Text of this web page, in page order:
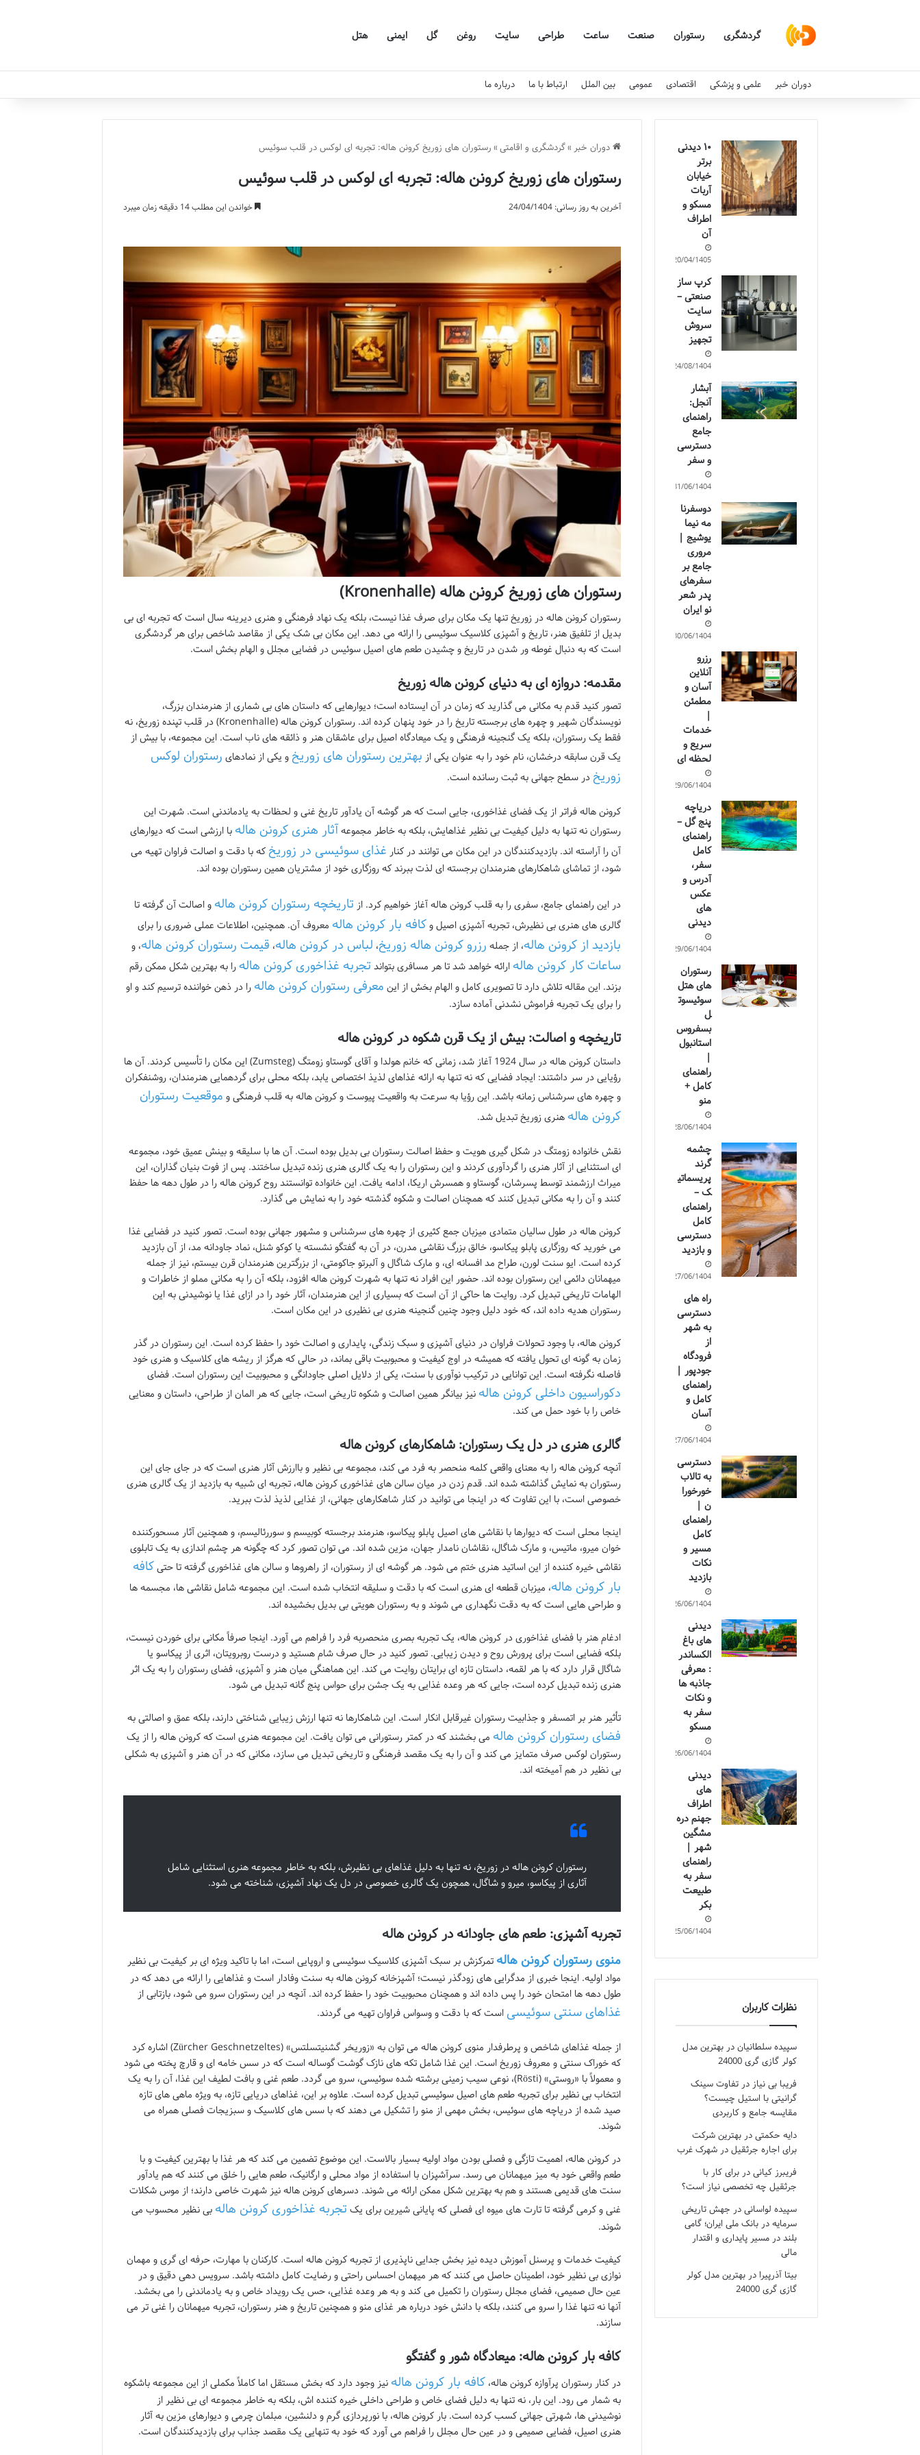
گردشگری رستوران صنعت ساعت طراحی سایت روغن گل ایمنی هتل
دوران خبر علمی و پزشکی اقتصادی عمومی بین الملل ارتباط با ما درباره ما
دوران خبر »گردشگری و اقامتی » رستوران های زوریخ کرونن هاله: تجربه ای لوکس در قلب سوئیس
رستوران های زوریخ کرونن هاله: تجربه ای لوکس در قلب سوئیس
آخرین به روز رسانی: 24/04/1404 خواندن این مطلب 14 دقیقه زمان میبرد
رستوران های زوریخ کرونن هاله (Kronenhalle)
رستوران کرونن هاله در زوریخ تنها یک مکان برای صرف غذا نیست، بلکه یک نهاد فرهنگی و هنری دیرینه سال است که تجربه ای بی
بدیل از تلفیق هنر، تاریخ و آشپزی کلاسیک سوئیسی را ارائه می دهد. این مکان بی شک یکی از مقاصد شاخص برای هر گردشگری
است که به دنبال غوطه ور شدن در تاریخ و چشیدن طعم های اصیل سوئیس در فضایی مجلل و الهام بخش است.
مقدمه: دروازه ای به دنیای کرونن هاله زوریخ
تصور کنید قدم به مکانی می گذارید که زمان در آن ایستاده است؛ دیوارهایی که داستان های بی شماری از هنرمندان بزرگ،
نویسندگان شهیر و چهره های برجسته تاریخ را در خود پنهان کرده اند. رستوران کرونن هاله (Kronenhalle) در قلب تپنده زوریخ، نه
فقط یک رستوران، بلکه یک گنجینه فرهنگی و یک میعادگاه اصیل برای عاشقان هنر و ذائقه های ناب است. این مجموعه، با بیش از
یک قرن سابقه درخشان، نام خود را به عنوان یکی از بهترین رستوران های زوریخو یکی از نمادهای رستوران لوکس
زوریخ در سطح جهانی به ثبت رسانده است.
کرونن هاله فراتر از یک فضای غذاخوری، جایی است که هر گوشه آن یادآور تاریخ غنی و لحظات به یادماندنی است. شهرت این
رستوران نه تنها به دلیل کیفیت بی نظیر غذاهایش، بلکه به خاطر مجموعهآثار هنری کرونن هاله با ارزشی است که دیوارهای
آن را آراسته اند. بازدیدکنندگان در این مکان می توانند در کنار غذای سوئیسی در زوریخکه با دقت و اصالت فراوان تهیه می
شود، از تماشای شاهکارهای هنرمندان برجسته ای لذت ببرند که روزگاری خود از مشتریان همین رستوران بوده اند.
در این راهنمای جامع، سفری را به قلب کرونن هاله آغاز خواهیم کرد. از تاریخچه رستوران کرونن هاله و اصالت آن گرفته تا
گالری های هنری بی نظیرش، تجربه آشپزی اصیل وکافه بار کرونن هاله معروف آن. همچنین، اطلاعات عملی ضروری را برای
بازدید از کرونن هاله، از جمله رزرو کرونن هاله زوریخ، لباس در کرونن هاله، قیمت رستوران کرونن هاله، و
ساعات کار کرونن هاله ارائه خواهد شد تا هر مسافری بتواند تجربه غذاخوری کرونن هاله را به بهترین شکل ممکن رقم
بزند. این مقاله تلاش دارد تا تصویری کامل و الهام بخش از این معرفی رستوران کرونن هاله را در ذهن خواننده ترسیم کند و او
را برای یک تجربه فراموش نشدنی آماده سازد.
تاریخچه و اصالت: بیش از یک قرن شکوه در کرونن هاله
داستان کرونن هاله در سال 1924 آغاز شد، زمانی که خانم هولدا و آقای گوستاو زومتگ (Zumsteg) این مکان را تأسیس کردند. آن ها
رؤیایی در سر داشتند: ایجاد فضایی که نه تنها به ارائه غذاهای لذیذ اختصاص یابد، بلکه محلی برای گردهمایی هنرمندان، روشنفکران
و چهره های سرشناس زمانه باشد. این رؤیا به سرعت به واقعیت پیوست و کرونن هاله به قلب فرهنگی و موقعیت رستوران
کرونن هاله هنری زوریخ تبدیل شد.
نقش خانواده زومتگ در شکل گیری هویت و حفظ اصالت رستوران بی بدیل بوده است. آن ها با سلیقه و بینش عمیق خود، مجموعه
ای استثنایی از آثار هنری را گردآوری کردند و این رستوران را به یک گالری هنری زنده تبدیل ساختند. پس از فوت بنیان گذاران، این
میراث ارزشمند توسط پسرشان، گوستاو و همسرش اریكا، ادامه یافت. این خانواده توانستند روح کرونن هاله را در طول دهه ها حفظ
کنند و آن را به مکانی تبدیل کنند که همچنان اصالت و شکوه گذشته خود را به نمایش می گذارد.
کرونن هاله در طول سالیان متمادی میزبان جمع کثیری از چهره های سرشناس و مشهور جهانی بوده است. تصور کنید در فضایی غذا
می خورید که روزگاری پابلو پیکاسو، خالق بزرگ نقاشی مدرن، در آن به گفتگو نشسته یا کوکو شنل، نماد جاودانه مد، از آن بازدید
کرده است. ایو سنت لورن، طراح مد افسانه ای، و مارک شاگال و آلبرتو جاکومتی، از بزرگترین هنرمندان قرن بیستم، نیز از جمله
میهمانان دائمی این رستوران بوده اند. حضور این افراد نه تنها به شهرت کرونن هاله افزود، بلکه آن را به مکانی مملو از خاطرات و
الهامات تاریخی تبدیل کرد. روایت ها حاکی از آن است که بسیاری از این هنرمندان، آثار خود را در ازای غذا یا نوشیدنی به این
رستوران هدیه داده اند، که خود دلیل وجود چنین گنجینه هنری بی نظیری در این مکان است.
کرونن هاله، با وجود تحولات فراوان در دنیای آشپزی و سبک زندگی، پایداری و اصالت خود را حفظ کرده است. این رستوران در گذر
زمان به گونه ای تحول یافته که همیشه در اوج کیفیت و محبوبیت باقی بماند، در حالی که هرگز از ریشه های کلاسیک و هنری خود
فاصله نگرفته است. این توانایی در ترکیب نوآوری با سنت، یکی از دلایل اصلی جاودانگی و محبوبیت این رستوران است. فضای
دکوراسیون داخلی کرونن هاله نیز بیانگر همین اصالت و شکوه تاریخی است، جایی که هر المان از طراحی، داستان و معنایی
خاص را با خود حمل می کند.
گالری هنری در دل یک رستوران: شاهکارهای کرونن هاله
آنچه کرونن هاله را به معنای واقعی کلمه منحصر به فرد می کند، مجموعه بی نظیر و باارزش آثار هنری است که در جای جای این
رستوران به نمایش گذاشته شده اند. قدم زدن در میان سالن های غذاخوری کرونن هاله، تجربه ای شبیه به بازدید از یک گالری هنری
خصوصی است، با این تفاوت که در اینجا می توانید در کنار شاهکارهای جهانی، از غذایی لذیذ لذت ببرید.
اینجا محلی است که دیوارها با نقاشی های اصیل پابلو پیکاسو، هنرمند برجسته کوبیسم و سوررئالیسم، و همچنین آثار مسحورکننده
خوان میرو، ماتیس، و مارک شاگال، نقاشان نامدار جهان، مزین شده اند. می توان تصور کرد که چگونه هر چشم اندازی به یک تابلوی
نقاشی خیره کننده از این اساتید هنری ختم می شود. هر گوشه ای از رستوران، از راهروها و سالن های غذاخوری گرفته تا حتیکافه
بار کرونن هاله، میزبان قطعه ای هنری است که با دقت و سلیقه انتخاب شده است. این مجموعه شامل نقاشی ها، مجسمه ها
و طراحی هایی است که به دقت نگهداری می شوند و به رستوران هویتی بی بدیل بخشیده اند.
ادغام هنر با فضای غذاخوری در کرونن هاله، یک تجربه بصری منحصربه فرد را فراهم می آورد. اینجا صرفاً مکانی برای خوردن نیست،
بلکه فضایی است برای پرورش روح و دیدن زیبایی. تصور کنید در حال صرف شام هستید و درست روبرویتان، اثری از پیکاسو یا
شاگال قرار دارد که با هر لقمه، داستان تازه ای برایتان روایت می کند. این هماهنگی میان هنر و آشپزی، فضای رستوران را به یک اثر
هنری زنده تبدیل کرده است، جایی که هر وعده غذایی به یک جشن برای حواس پنج گانه تبدیل می شود.
تأثیر هنر بر اتمسفر و جذابیت رستوران غیرقابل انکار است. این شاهکارها نه تنها ارزش زیبایی شناختی دارند، بلکه عمق و اصالتی به
فضای رستوران کرونن هاله می بخشند که در کمتر رستورانی می توان یافت. این مجموعه هنری است که کرونن هاله را از یک
رستوران لوکس صرف متمایز می کند و آن را به یک مقصد فرهنگی و تاریخی تبدیل می سازد، مکانی که در آن هنر و آشپزی به شکلی
بی نظیر در هم آمیخته اند.
رستوران کرونن هاله در زوریخ، نه تنها به دلیل غذاهای بی نظیرش، بلکه به خاطر مجموعه هنری استثنایی شامل
آثاری از پیکاسو، میرو و شاگال، همچون یک گالری خصوصی در دل یک نهاد آشپزی، شناخته می شود.
تجربه آشپزی: طعم های جاودانه در کرونن هاله
منوی رستوران کرونن هاله تمرکزش بر سبک آشپزی کلاسیک سوئیسی و اروپایی است، اما با تاکید ویژه ای بر کیفیت بی نظیر
مواد اولیه. اینجا خبری از مدگرایی های زودگذر نیست؛ آشپزخانه کرونن هاله به سنت وفادار است و غذاهایی را ارائه می دهد که در
طول دهه ها امتحان خود را پس داده اند و همچنان محبوبیت خود را حفظ کرده اند. آنچه در این رستوران سرو می شود، بازتابی از
غذاهای سنتی سوئیسی است که با دقت و وسواس فراوان تهیه می گردند.
از جمله غذاهای شاخص و پرطرفدار منوی کرونن هاله می توان به «زوریخر گشنیتسلتس» (Zürcher Geschnetzeltes) اشاره کرد
که خوراک سنتی و معروف زوریخ است. این غذا شامل تکه های نازک گوشت گوساله است که در سس خامه ای و قارچ پخته می شود
و معمولاً با «روستی» (Rösti)، نوعی سیب زمینی برشته شده سوئیسی، سرو می گردد. طعم غنی و بافت لطیف این غذا، آن را به یک
انتخاب بی نظیر برای تجربه طعم های اصیل سوئیسی تبدیل کرده است. علاوه بر این، غذاهای دریایی تازه، به ویژه ماهی های تازه
صید شده از دریاچه های سوئیس، بخش مهمی از منو را تشکیل می دهند که با سس های کلاسیک و سبزیجات فصلی همراه می
شوند.
در کرونن هاله، اهمیت تازگی و فصلی بودن مواد اولیه بسیار بالاست. این موضوع تضمین می کند که هر غذا با بهترین کیفیت و با
طعم واقعی خود به میز میهمانان می رسد. سرآشپزان با استفاده از مواد محلی و ارگانیک، طعم هایی را خلق می کنند که هم یادآور
سنت های قدیمی هستند و هم به بهترین شکل ممکن ارائه می شوند. دسرهای کرونن هاله نیز شهرت خاصی دارند؛ از موس شکلات
غنی و کرمی گرفته تا تارت های میوه ای فصلی که پایانی شیرین برای یک تجربه غذاخوری کرونن هاله بی نظیر محسوب می
شوند.
کیفیت خدمات و پرسنل آموزش دیده نیز بخش جدایی ناپذیری از تجربه کرونن هاله است. کارکنان با مهارت، حرفه ای گری و مهمان
نوازی بی نظیر خود، اطمینان حاصل می کنند که هر میهمان احساس راحتی و رضایت کامل داشته باشد. سرویس دهی دقیق و در
عین حال صمیمی، فضای مجلل رستوران را تکمیل می کند و به هر وعده غذایی، حس یک رویداد خاص و به یادماندنی را می بخشد.
آنها نه تنها غذا را سرو می کنند، بلکه با دانش خود درباره هر غذای منو و همچنین تاریخ و هنر رستوران، تجربه میهمانان را غنی تر می
سازند.
کافه بار کرونن هاله: میعادگاه شور و گفتگو
در کنار رستوران پرآوازه کرونن هاله،کافه بار کرونن هاله نیز وجود دارد که بخش مستقل اما کاملاً مکملی از این مجموعه باشکوه
به شمار می رود. این بار، نه تنها به دلیل فضای خاص و طراحی داخلی خیره کننده اش، بلکه به خاطر مجموعه ای بی نظیر از
نوشیدنی ها، شهرتی جهانی کسب کرده است. بار کرونن هاله، با نورپردازی گرم و دلنشین، مبلمان چرمی و دیوارهای مزین به آثار
هنری اصیل، فضایی صمیمی و در عین حال مجلل را فراهم می آورد که خود به تنهایی یک مقصد جذاب برای بازدیدکنندگان است.
۱۰ دیدنی
برتر
خیابان
آربات
مسکو و
اطراف
آن
20/04/1405
کرپ ساز
صنعتی –
سایت
سروش
تجهیز
24/08/1404
آبشار
آنجل:
راهنمای
جامع
دسترسی
و سفر
31/06/1404
دوسفرنا
مه نیما
یوشیج |
مروری
جامع بر
سفرهای
پدر شعر
نو ایران
30/06/1404
رزرو
آنلاین
آسان و
مطمئن
|
خدمات
سریع و
لحظه ای
29/06/1404
دریاچه
پنج گل –
راهنمای
کامل
سفر،
آدرس و
عکس
های
دیدنی
29/06/1404
رستوران
های هتل
سوئیسوت
ل
بسفروس
استانبول
|
راهنمای
کامل +
منو
28/06/1404
چشمه
گرند
پریسماتی
ک –
راهنمای
کامل
دسترسی
و بازدید
27/06/1404
راه های
دسترسی
به شهر
از
فرودگاه
جودپور |
راهنمای
کامل و
آسان
27/06/1404
دسترسی
به تالاب
خورخورا
ن |
راهنمای
کامل
مسیر و
نکات
بازدید
26/06/1404
دیدنی
های باغ
الکساندر
: معرفی
جاذبه ها
و نکات
سفر به
مسکو
26/06/1404
دیدنی
های
اطراف
جهنم دره
مشگین
شهر |
راهنمای
سفر به
طبیعت
بکر
25/06/1404
نظرات کاربران
سپیده سلطانیان دربهترین مدل
کولر گازی گری 24000
فریبا بی نیاز درتفاوت سینک
گرانیتی با استیل چیست؟
مقایسه جامع و کاربردی
دایه حکمتی دربهترین شرکت
برای اجاره جرثقیل در شهرک غرب
فریبرز کیانی دربرای کار با
جرثقیل چه تخصصی نیاز است؟
سپیده لواسانی در جهش تاریخی
سرمایه در بانک ملی ایران؛ گامی
بلند در مسیر پایداری و اقتدار
مالی
بیتا آذرپیرا دربهترین مدل کولر
گازی گری 24000